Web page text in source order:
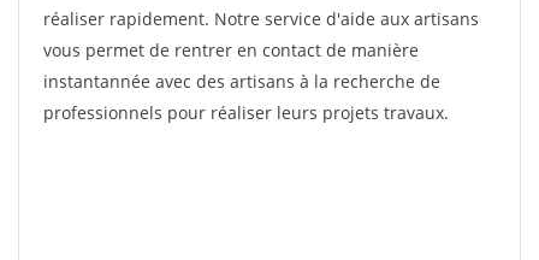
réaliser rapidement. Notre service d'aide aux artisans
vous permet de rentrer en contact de manière
instantannée avec des artisans à la recherche de
professionnels pour réaliser leurs projets travaux.